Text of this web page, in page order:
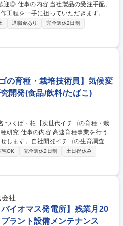
注手配、
工程を一手に担っていただきます。ま
先における出荷方法のアドバイスな
業務≫ ■受注手
ュール管理 ■輸出入書類の作成・管理
退職金あり
完全週休2日制
の育種・栽培技術員】気候変
開発(食品/飲料/たばこ)
事業を行う
します。自社開発イチゴの生育調査・
の環境制御システムの運用、パートス
す。 ■イチゴの生育調査
ンナー増殖）および摘果・施肥・病害
境制御システム（温湿度・水管理）の
ク詰め・出荷および作業効率化 ■パー
・指導 ■その他、研究開発に付随する
宅OK 完全週休2日制
土日祝休み
社
イオマス発電所】残業月20
ラント設備メンテナンス